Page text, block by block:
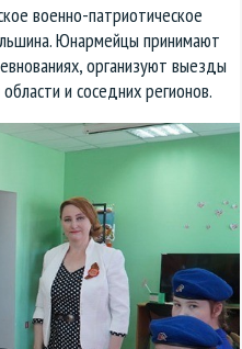
военно-патриотическое
Юнармейцы принимают
организуют выезды
и соседних регионов.